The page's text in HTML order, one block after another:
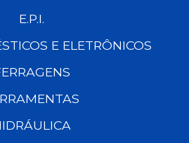
E.P.I.
E ELETRÔNICOS